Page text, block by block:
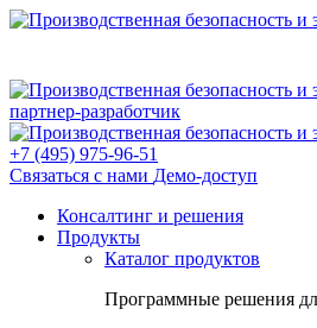
партнер-разработчик
+7 (495) 975-96-51
Связаться с нами Демо-доступ
Консалтинг и решения
Продукты
Каталог продуктов
Программные решения